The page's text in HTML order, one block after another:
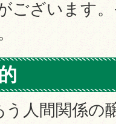
ございます
人間関係の